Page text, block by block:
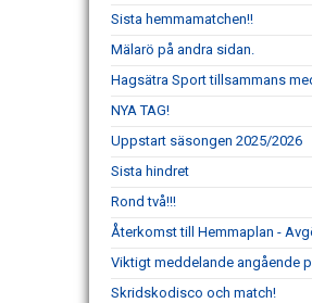
Sista hemmamatchen!!
Mälarö på andra sidan.
Hagsätra Sport tillsammans
NYA TAG!
Uppstart säsongen 2025/2026
Sista hindret
Rond två!!!
Återkomst till Hemmaplan -
Viktigt meddelande angående
Skridskodisco och match!